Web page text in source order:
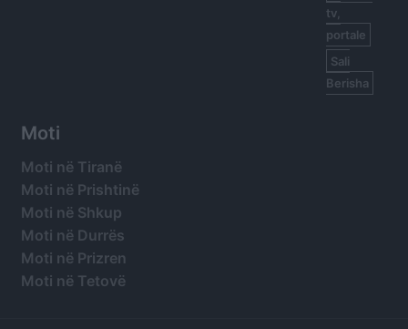
tv,
portale
Sali
Berisha
Moti
Moti në Tiranë
Moti në Prishtinë
Moti në Shkup
Moti në Durrës
Moti në Prizren
Moti në Tetovë